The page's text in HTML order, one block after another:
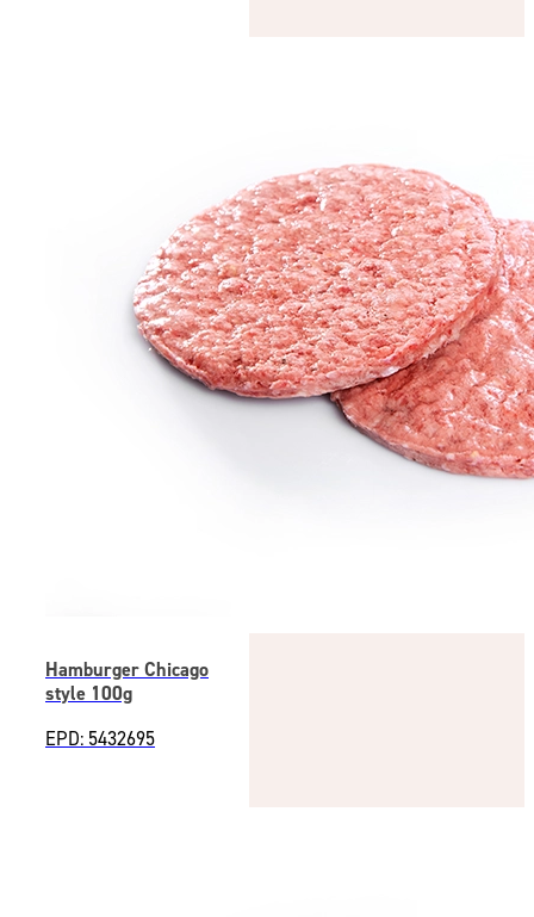
Hamburger Chicago
style 100g
EPD: 5432695